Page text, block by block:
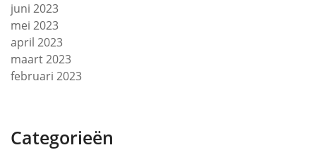
juni 2023
mei 2023
april 2023
maart 2023
februari 2023
Categorieën